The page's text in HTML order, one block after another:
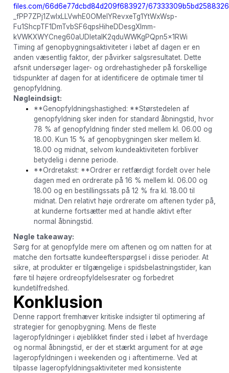
files.com/66d6e77dcbd84d209f683927/
_fPP7ZPj1ZwIxLLVwhE0OMeIYRevxeTg1YtWxWsp-
Fu1ShcpTF1DmTvbSF6qpsHiheDDesgXlmm-
kVWKXWYCneg60aUDletalK2qduWWKgPQpn5x1RWi
Timing af genopbygningsaktiviteter i løbet af dagen er en
anden væsentlig faktor, der påvirker salgsresultatet. Dette
afsnit undersøger lager- og ordrehastigheder på forskellige
tidspunkter af dagen for at identificere de optimale timer til
genopfyldning.
Nøgleindsigt:
**Genopfyldningshastighed: **Størstedelen af
genopfyldning sker inden for standard åbningstid, hvor
78 % af genopfyldning finder sted mellem kl. 06.00 og
18.00. Kun 15 % af genopbygningen sker mellem kl.
18.00 og midnat, selvom kundeaktiviteten forbliver
betydelig i denne periode.
**Ordretakst: **Ordrer er retfærdigt fordelt over hele
dagen med en ordrerate på 16 % mellem kl. 06.00 og
18.00 og en bestillingssats på 12 % fra kl. 18.00 til
midnat. Den relativt høje ordrerate om aftenen tyder på,
at kunderne fortsætter med at handle aktivt efter
normal åbningstid.
Nøgle takeaway:
Sørg for at genopfylde mere om aftenen og om natten for at
matche den fortsatte kundeefterspørgsel i disse perioder. At
sikre, at produkter er tilgængelige i spidsbelastningstider, kan
føre til højere ordreopfyldelsesrater og forbedret
kundetilfredshed.
Konklusion
Denne rapport fremhæver kritiske indsigter til optimering af
strategier for genopbygning. Mens de fleste
lageropfyldninger i øjeblikket finder sted i løbet af hverdage
og normal åbningstid, er der et stærkt argument for at øge
lageropfyldningen i weekenden og i aftentimerne. Ved at
tilpasse lageropfyldningsaktiviteter med konsistente